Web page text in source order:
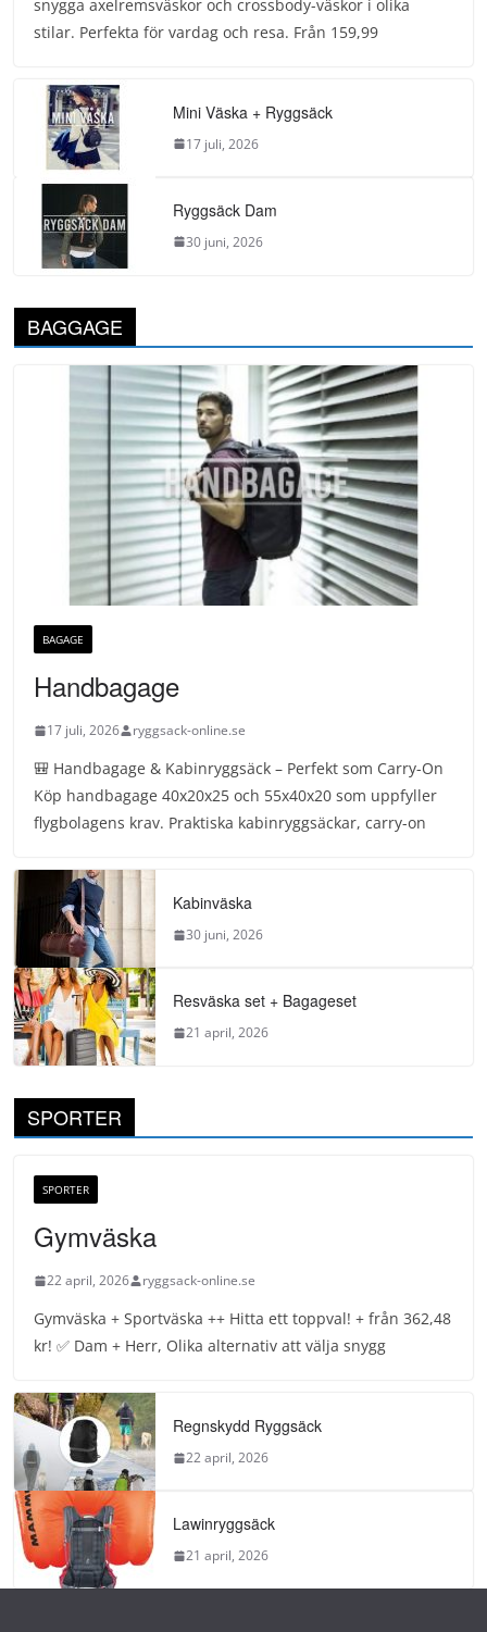
snygga axelremsväskor och crossbody-väskor i olika
stilar. Perfekta för vardag och resa. Från 159,99
Mini Väska + Ryggsäck
17 juli, 2026
Ryggsäck Dam
30 juni, 2026
BAGGAGE
BAGAGE
Handbagage
17 juli, 2026 ryggsack-online.se
🎒 Handbagage & Kabinryggsäck – Perfekt som Carry-On
Köp handbagage 40x20x25 och 55x40x20 som uppfyller
flygbolagens krav. Praktiska kabinryggsäckar, carry-on
Kabinväska
30 juni, 2026
Resväska set + Bagageset
21 april, 2026
SPORTER
SPORTER
Gymväska
22 april, 2026 ryggsack-online.se
Gymväska + Sportväska ++ Hitta ett toppval! + från 362,48
kr! ✅ Dam + Herr, Olika alternativ att välja snygg
Regnskydd Ryggsäck
22 april, 2026
Lawinryggsäck
21 april, 2026